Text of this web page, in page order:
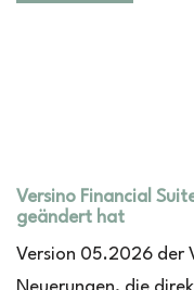
Versino Financial
geändert hat
Version 05.2026 der